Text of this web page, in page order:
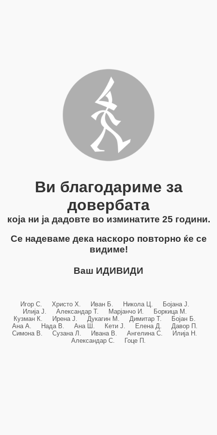
Ви благодариме за
довербата
која ни ја дадовте во изминатите 25 години.
Се надеваме дека наскоро повторно ќе се
видиме!
Ваш ИДИВИДИ
Игор С. Христо Х. Иван Б. Никола Ц. Бојана Ј.
Илија Ј. Александар Т. Марјанчо И. Боркица М.
Кузман К. Ирена Ј. Дукагин М. Димитар Т. Бојан Б.
Ана А. Нада В. Ана Ш. Кети Ј. Елена Д. Давор П.
Симона В. Сузана Л. Ивана В. Ангелина С. Илија Н.
Александар С. Гоце П.